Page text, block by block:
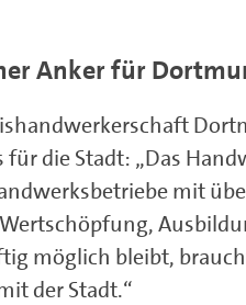
Anker für
die Stadt: „Das
mit
möglich bleibt,
der Stadt.“